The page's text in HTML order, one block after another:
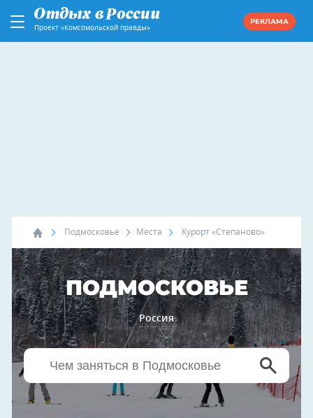
Проект «Комсомольской правды»
РЕКЛАМА
Подмосковье Места Курорт «Степаново»
ПОДМОСКОВЬЕ
Россия